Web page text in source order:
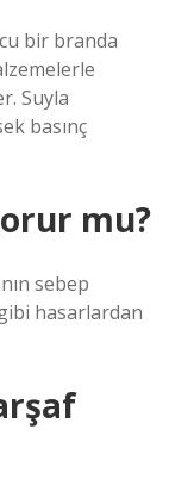
bir branda
Suyla
basınç
mu?
sebep
hasarlardan